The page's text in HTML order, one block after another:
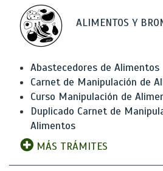
ALIMENTOS Y
Abastecedores de Alimentos
Carnet de Manipulación de
Curso Manipulación de
Duplicado Carnet de
Alimentos
MÁS TRÁMITES